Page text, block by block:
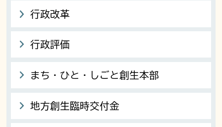
行政改革
行政評価
まち・ひと・しごと創生本部
地方創生臨時交付金